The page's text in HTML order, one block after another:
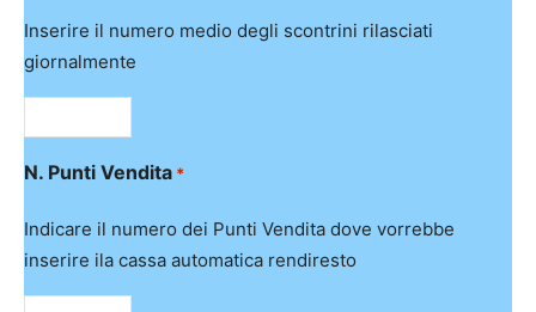
Inserire il numero medio degli scontrini rilasciati
giornalmente
N. Punti Vendita *
Indicare il numero dei Punti Vendita dove vorrebbe
inserire ila cassa automatica rendiresto